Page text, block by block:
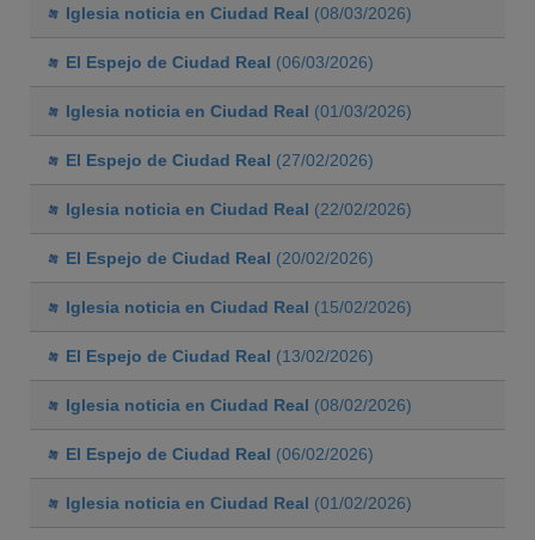
Iglesia noticia en Ciudad Real (08/03/2026)
El Espejo de Ciudad Real (06/03/2026)
Iglesia noticia en Ciudad Real (01/03/2026)
El Espejo de Ciudad Real (27/02/2026)
Iglesia noticia en Ciudad Real (22/02/2026)
El Espejo de Ciudad Real (20/02/2026)
Iglesia noticia en Ciudad Real (15/02/2026)
El Espejo de Ciudad Real (13/02/2026)
Iglesia noticia en Ciudad Real (08/02/2026)
El Espejo de Ciudad Real (06/02/2026)
Iglesia noticia en Ciudad Real (01/02/2026)